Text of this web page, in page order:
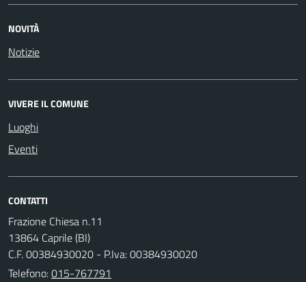
NOVITÀ
Notizie
VIVERE IL COMUNE
Luoghi
Eventi
CONTATTI
Frazione Chiesa n.11
13864 Caprile (BI)
C.F. 00384930020 - P.Iva: 00384930020
Telefono:015-767791